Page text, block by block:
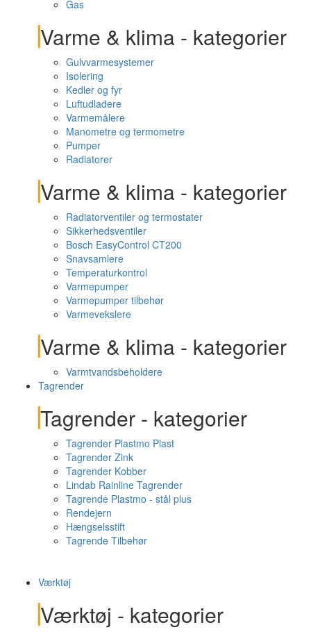
Gas
Varme & klima - kategorier
Gulvvarmesystemer
Isolering
Kedler og fyr
Luftudladere
Varmemålere
Manometre og termometre
Pumper
Radiatorer
Varme & klima - kategorier
Radiatorventiler og termostater
Sikkerhedsventiler
Bosch EasyControl CT200
Snavsamlere
Temperaturkontrol
Varmepumper
Varmepumper tilbehør
Varmevekslere
Varme & klima - kategorier
Varmtvandsbeholdere
Tagrender
Tagrender - kategorier
Tagrender Plastmo Plast
Tagrender Zink
Tagrender Kobber
Lindab Rainline Tagrender
Tagrende Plastmo - stål plus
Rendejern
Hængselsstift
Tagrende Tilbehør
Værktøj
Værktøj - kategorier